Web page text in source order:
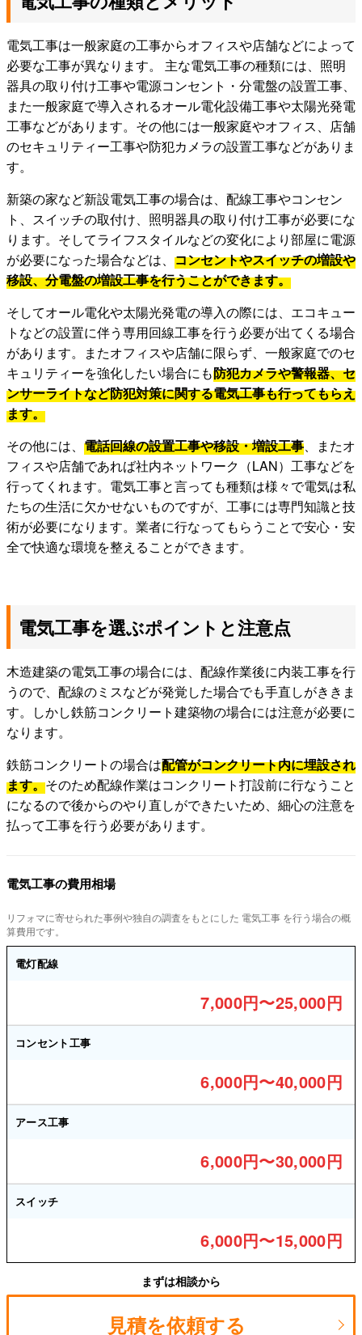
電気工事は一般家庭の工事からオフィスや店舗などによって
必要な工事が異なります。 主な電気工事の種類には、照明
器具の取り付け工事や電源コンセント・分電盤の設置工事、
また一般家庭で導入されるオール電化設備工事や太陽光発電
工事などがあります。その他には一般家庭やオフィス、店舗
のセキュリティー工事や防犯カメラの設置工事などがありま
す。
新築の家など新設電気工事の場合は、配線工事やコンセン
ト、スイッチの取付け、照明器具の取り付け工事が必要にな
ります。そしてライフスタイルなどの変化により部屋に電源
が必要になった場合などは、 コンセントやスイッチの増設や
移設、分電盤の増設工事を行うことができます。
そしてオール電化や太陽光発電の導入の際には、エコキュー
トなどの設置に伴う専用回線工事を行う必要が出てくる場合
があります。またオフィスや店舗に限らず、一般家庭でのセ
キュリティーを強化したい場合にも防犯カメラや警報器、セ
ンサーライトなど防犯対策に関する電気工事も行ってもらえ
ます。
その他には、 電話回線の設置工事や移設・増設工事、またオ
フィスや店舗であれば社内ネットワーク（LAN）工事などを
行ってくれます。電気工事と言っても種類は様々で電気は私
たちの生活に欠かせないものですが、工事には専門知識と技
術が必要になります。業者に行なってもらうことで安心・安
全で快適な環境を整えることができます。
電気工事を選ぶポイントと注意点
木造建築の電気工事の場合には、配線作業後に内装工事を行
うので、配線のミスなどが発覚した場合でも手直しがききま
す。しかし鉄筋コンクリート建築物の場合には注意が必要に
なります。
鉄筋コンクリートの場合は配管がコンクリート内に埋設され
ます。そのため配線作業はコンクリート打設前に行なうこと
になるので後からのやり直しができたいため、細心の注意を
払って工事を行う必要があります。
電気工事の費用相場
リフォマに寄せられた事例や独自の調査をもとにした 電気工事 を行う場合の概
算費用です。
電灯配線
7,000円〜25,000円
コンセント工事
6,000円〜40,000円
アース工事
6,000円〜30,000円
スイッチ
6,000円〜15,000円
まずは相談から
見積を依頼する